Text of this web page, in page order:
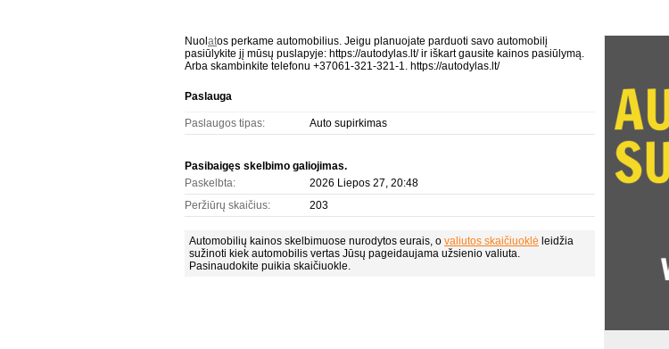
Nuol atos perkame automobilius. Jeigu planuojate parduoti savo automobilį
pasiūlykite jį mūsų puslapyje: https://autodylas.lt/ ir iškart gausite kainos pasiūlymą.
Arba skambinkite telefonu +37061-321-321-1. https://autodylas.lt/
Paslauga
Paslaugos tipas: Auto supirkimas
Pasibaigęs skelbimo galiojimas.
Paskelbta:
2026 Liepos 27, 20:48
Peržiūrų skaičius:
203
Automobilių kainos skelbimuose nurodytos eurais, o valiutos skaičiuoklė leidžia
sužinoti kiek automobilis vertas Jūsų pageidaujama užsienio valiuta.
Pasinaudokite puikia skaičiuokle.